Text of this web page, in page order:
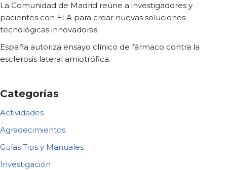
La Comunidad de Madrid reúne a investigadores y
pacientes con ELA para crear nuevas soluciones
tecnológicas innovadoras
España autoriza ensayo clínico de fármaco contra la
esclerosis lateral amiotrófica.
Categorías
Actividades
Agradecimientos
Guías Tips y Manuales
Investigación